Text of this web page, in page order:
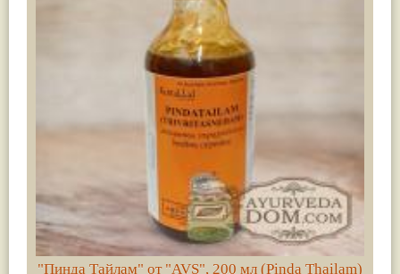
"Пинда Тайлам" от "AVS", 200 мл (Pinda Thailam)